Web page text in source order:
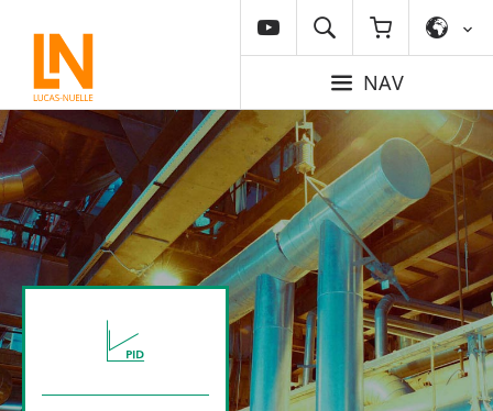
NAV